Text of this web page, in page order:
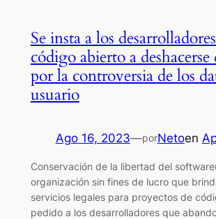
Se insta a los
código abierto a
por la controversia de los
usuario
Ago 16, 2023—porNetoen
Conservación de la libertad del
organización sin fines de lucro que
servicios legales para proyectos de
pedido a los desarrolladores que